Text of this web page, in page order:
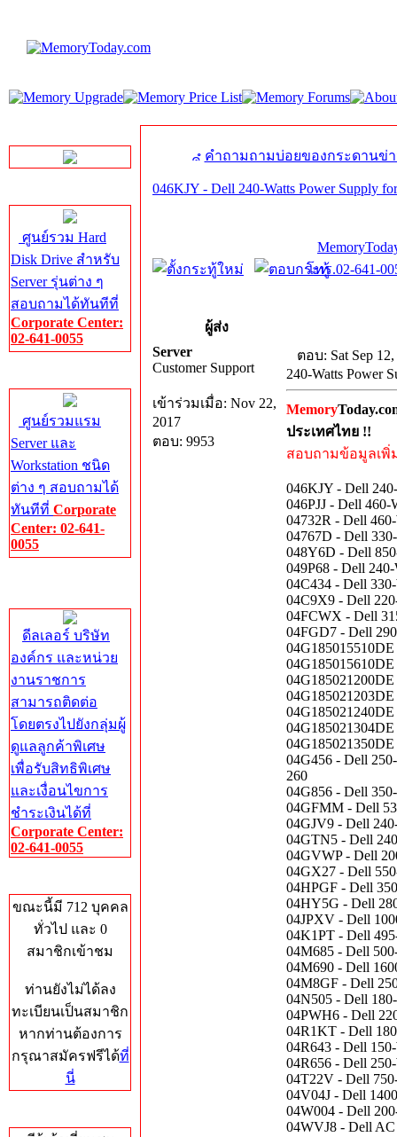
ศูนย์รวม Hard
Disk Drive สำหรับ
Server รุ่นต่าง ๆ
สอบถามได้ทันทีที่
Corporate Center:
02-641-0055
ศูนย์รวมแรม
Server และ
Workstation ชนิด
ต่าง ๆ สอบถามได้
ทันทีที่ Corporate
Center: 02-641-
0055
ดีลเลอร์ บริษัท
องค์กร และหน่วย
งานราชการ
สามารถติดต่อ
โดยตรงไปยังกลุ่มผู้
ดูแลลูกค้าพิเศษ
เพื่อรับสิทธิพิเศษ
และเงื่อนไขการ
ชำระเงินได้ที่
Corporate Center:
02-641-0055
ขณะนี้มี 712 บุคคล
ทั่วไป และ 0
สมาชิกเข้าชม
ท่านยังไม่ได้ลง
ทะเบียนเป็นสมาชิก
หากท่านต้องการ
กรุณาสมัครฟรีได้ที่
นี่
คำถามถามบ่อยของกระดานข่
046KJY - Dell 240-Watts Power Supply
โทร.02-641-
ผู้ส่ง
Server
Customer Support
เข้าร่วมเมื่อ: Nov 22,
2017
ตอบ: 9953
ตอบ: Sat Sep
240-Watts Power
Memory
ประเทศไทย !!
สอบถามข้อมูลเพิ่
046KJY - Dell
046PJJ - Dell 460-
04732R - Dell
04767D - Dell
048Y6D - Dell
049P68 - Dell
04C434 - Dell
04C9X9 - Dell
04FCWX - Dell
04FGD7 - Dell
04G456 - Dell
260
04G856 - Dell
04GFMM - Dell
04GJV9 - Dell
04GTN5 - Dell
04GVWP - Dell
04GX27 - Dell
04HPGF - Dell
04HY5G - Dell
04JPXV - Dell
04K1PT - Dell
04M685 - Dell
04M690 - Dell
04M8GF - Dell
04N505 - Dell
04PWH6 - Dell
04R1KT - Dell
04R643 - Dell
04R656 - Dell
04T22V - Dell
04V04J - Dell
04W004 - Dell
04WVJ8 - Dell AC